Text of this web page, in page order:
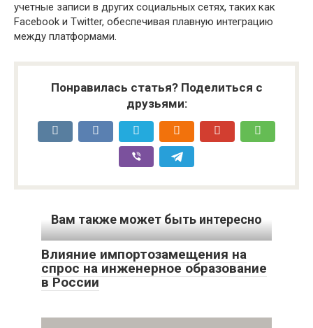
учетные записи в других социальных сетях, таких как
Facebook и Twitter, обеспечивая плавную интеграцию
между платформами.
Понравилась статья? Поделиться с
друзьями:
Вам также может быть интересно
Влияние импортозамещения на
спрос на инженерное образование
в России